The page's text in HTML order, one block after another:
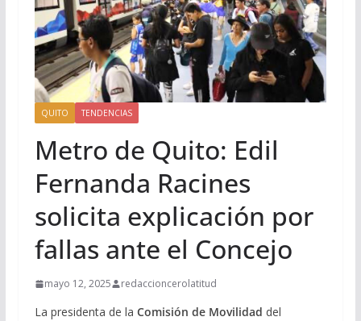
QUITO TENDENCIAS
Metro de Quito: Edil
Fernanda Racines
solicita explicación por
fallas ante el Concejo
mayo 12, 2025 redaccioncerolatitud
La presidenta de la Comisión de Movilidad del